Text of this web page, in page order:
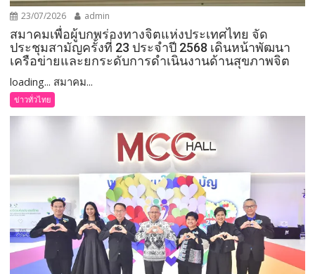
23/07/2026 admin
สมาคมเพื่อผู้บกพร่องทางจิตแห่งประเทศไทย จัด
ประชุมสามัญครั้งที่ 23 ประจำปี 2568 เดินหน้าพัฒนา
เครือข่ายและยกระดับการดำเนินงานด้านสุขภาพจิต
loading... สมาคม...
ข่าวทั่วไทย